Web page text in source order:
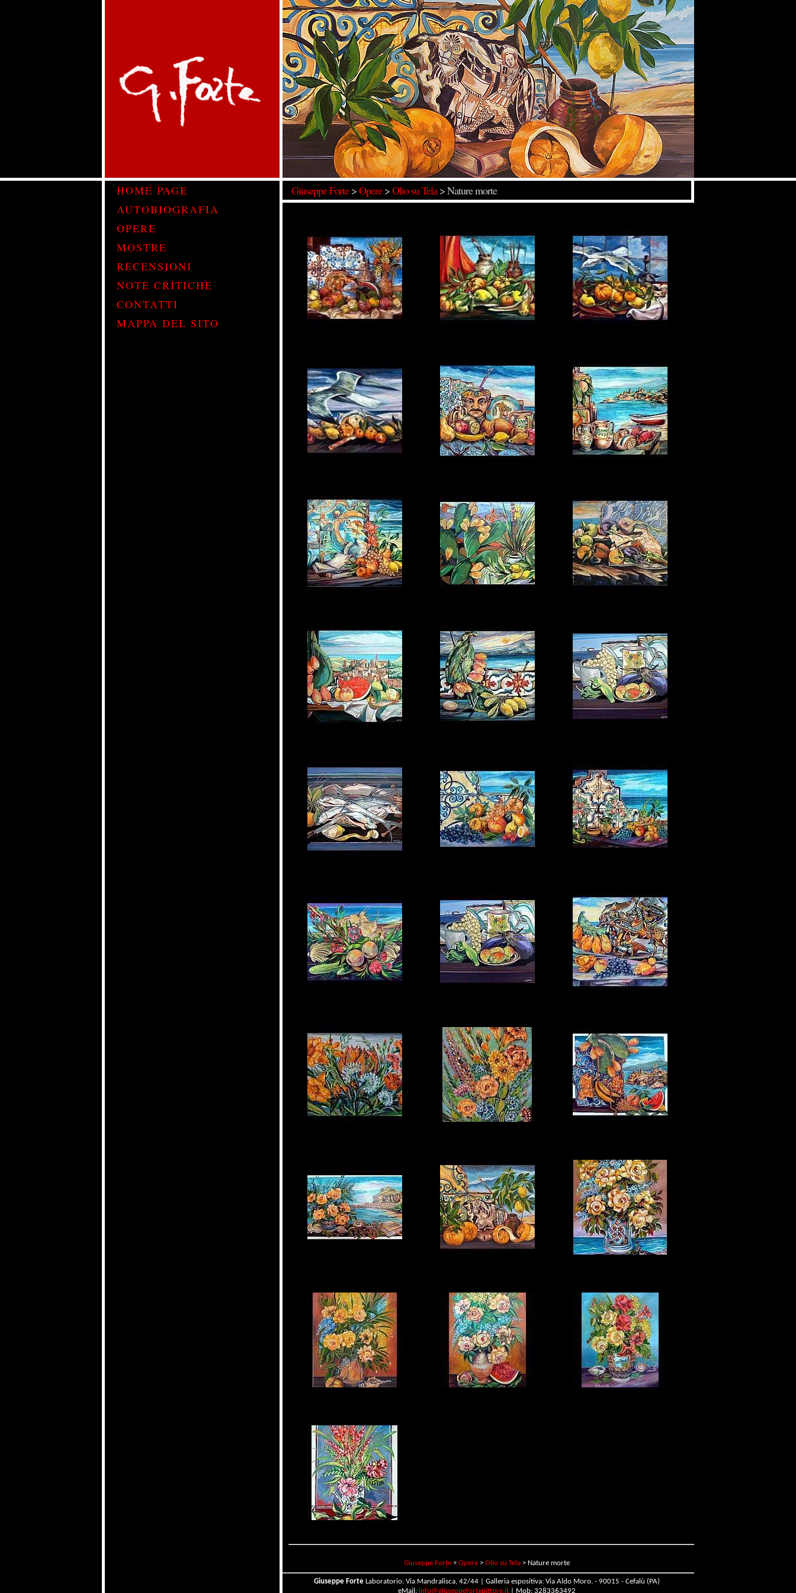
Giuseppe Forte>Opere>Olio su Tela>Nature morte
Giuseppe Forte > Opere > Olio su Tela > Nature morte
Giuseppe Forte Laboratorio: Via Mandralisca, 42/44 | Galleria espositiva: Via Aldo Moro, - 90015 - Cefalù (PA)
eMail: info@giuseppefortepittore.it | Mob: 3283363492
HOME PAGE
AUTOBIOGRAFIA
OPERE
MOSTRE
RECENSIONI
NOTE CRITICHE
CONTATTI
MAPPA DEL SITO